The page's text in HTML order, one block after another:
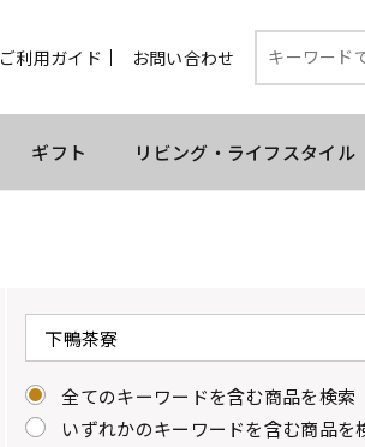
ご利用ガイド お問い合わせ
ギフト リビング・ライフスタイル
全てのキーワードを含む商品を検索
いずれかのキーワードを含む商品を